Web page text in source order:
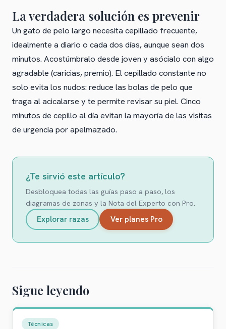
La verdadera solución es prevenir
Un gato de pelo largo necesita cepillado frecuente,
idealmente a diario o cada dos días, aunque sean dos
minutos. Acostúmbralo desde joven y asócialo con algo
agradable (caricias, premio). El cepillado constante no
solo evita los nudos: reduce las bolas de pelo que
traga al acicalarse y te permite revisar su piel. Cinco
minutos de cepillo al día evitan la mayoría de las visitas
de urgencia por apelmazado.
¿Te sirvió este artículo?
Desbloquea todas las guías paso a paso, los
diagramas de zonas y la Nota del Experto con Pro.
Explorar razas Ver planes Pro
Sigue leyendo
Técnicas